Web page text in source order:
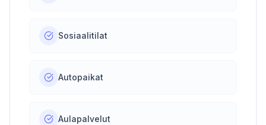
Sosiaalitilat
Autopaikat
Aulapalvelut